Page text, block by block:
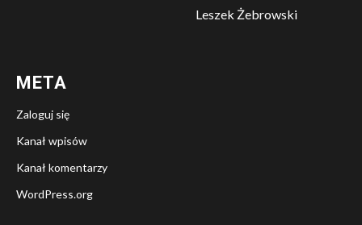
Leszek Żebrowski
META
Zaloguj się
Kanał wpisów
Kanał komentarzy
WordPress.org